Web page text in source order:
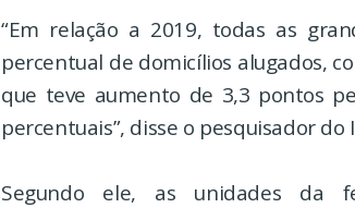
“Em relação a 2019, todas as
percentual de domicílios alugados,
que teve aumento de 3,3 pontos
percentuais”, disse o pesquisador do
Segundo ele, as unidades da